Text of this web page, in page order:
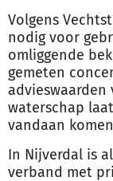
Volgens
nodig voor
omliggende
gemeten
advieswaarden
waterschap
vandaan
In Nijverdal is
verband met